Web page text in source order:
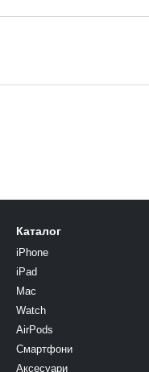
Каталог
iPhone
iPad
Mac
Watch
AirPods
Смартфони
Аксесуари